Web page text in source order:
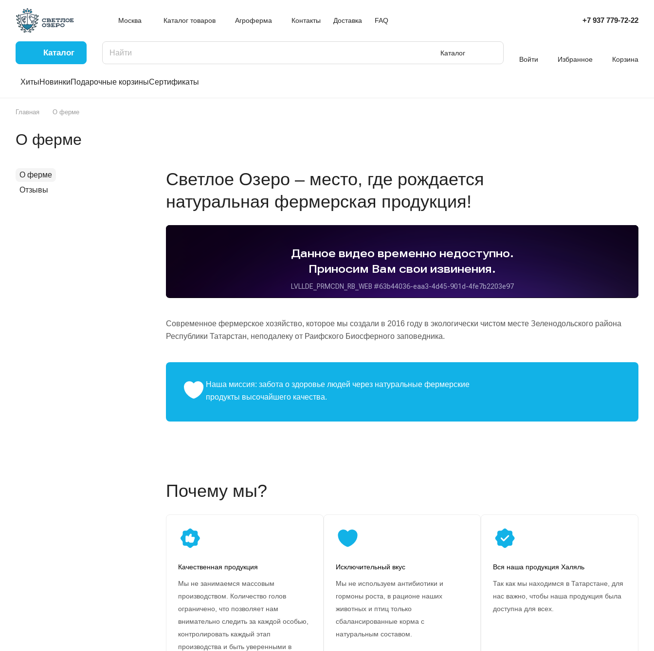
Москва Каталог товаров Агроферма Контакты Доставка FAQ +7 937 779‑72‑22
Каталог
Каталог
Войти
Избранное Корзина
ХитыНовинкиПодарочные корзиныСертификаты
Главная О ферме
О ферме
Светлое Озеро – место, где рождается
натуральная фермерская продукция!
Современное фермерское хозяйство, которое мы создали в 2016 году в экологически чистом месте Зеленодольского района
Республики Татарстан, неподалеку от Раифского Биосферного заповедника.
Наша миссия: забота о здоровье людей через натуральные фермерские
продукты высочайшего качества.
Почему мы?
Качественная продукция
Мы не занимаемся массовым
производством. Количество голов
ограничено, что позволяет нам
внимательно следить за каждой особью,
контролировать каждый этап
производства и быть уверенными в
Исключительный вкус
Мы не используем антибиотики и
гормоны роста, в рационе наших
животных и птиц только
сбалансированные корма с
натуральным составом.
Вся наша продукция Халяль
Так как мы находимся в Татарстане, для
нас важно, чтобы наша продукция была
доступна для всех.
О ферме
Отзывы